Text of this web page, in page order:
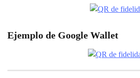
Ejemplo de Google Wallet